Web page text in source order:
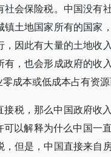
会保险税。中国没有
土地国家所有的国家
因此有大量的土地收
，也会形成政府的收
成本或低成本占有资
税，那么中国政府收
以解释为什么中国一
但是，中国直接来自